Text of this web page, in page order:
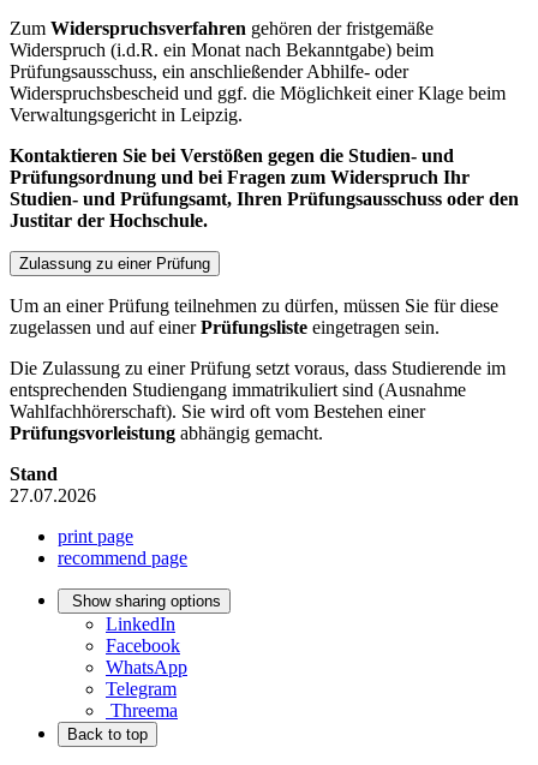
Zum Widerspruchsverfahren gehören der fristgemäße
Widerspruch (i.d.R. ein Monat nach Bekanntgabe) beim
Prüfungsausschuss, ein anschließender Abhilfe- oder
Widerspruchsbescheid und ggf. die Möglichkeit einer Klage beim
Verwaltungsgericht in Leipzig.
Kontaktieren Sie bei Verstößen gegen die Studien- und
Prüfungsordnung und bei Fragen zum Widerspruch Ihr
Studien- und Prüfungsamt, Ihren Prüfungsausschuss oder den
Justitar der Hochschule.
Zulassung zu einer Prüfung
Um an einer Prüfung teilnehmen zu dürfen, müssen Sie für diese
zugelassen und auf einerPrüfungsliste eingetragen sein.
Die Zulassung zu einer Prüfung setzt voraus, dass Studierende im
entsprechenden Studiengang immatrikuliert sind (Ausnahme
Wahlfachhörerschaft). Sie wird oft vom Bestehen einer
Prüfungsvorleistung abhängig gemacht.
Stand
27.07.2026
print page
recommend page
Show sharing options
LinkedIn
Facebook
WhatsApp
Telegram
Threema
Back to top